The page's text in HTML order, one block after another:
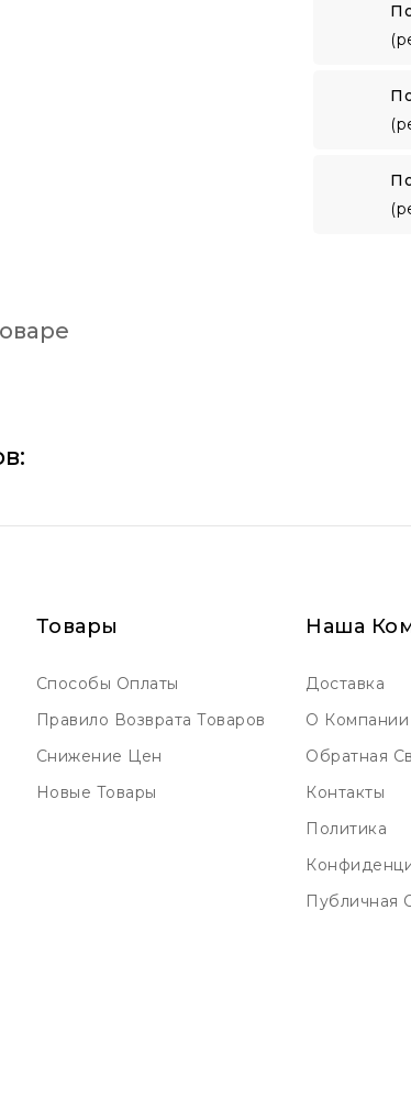
Товары
Способы Оплаты
Правило Возврата Товаров
Снижение Цен
Новые Товары
Наша
Доставка
О Компании
Обратная
Контакты
Политика
Публичная